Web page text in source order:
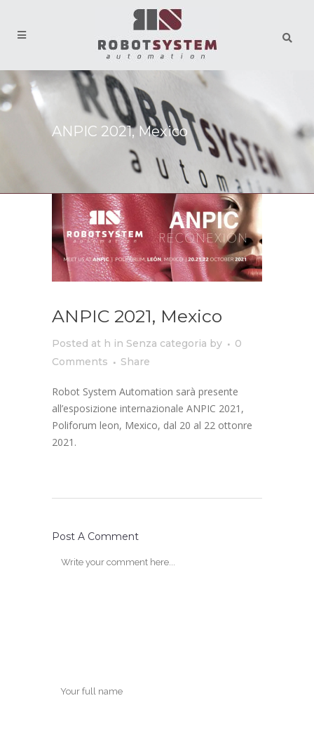
ANPIC 2021, Mexico
ANPIC 2021, Mexico
Posted at h in Senza categoria by
0
Comments
Share
Robot System Automation sarà presente
all’esposizione internazionale ANPIC 2021,
Poliforum leon, Mexico, dal 20 al 22 ottonre
2021.
Post A Comment